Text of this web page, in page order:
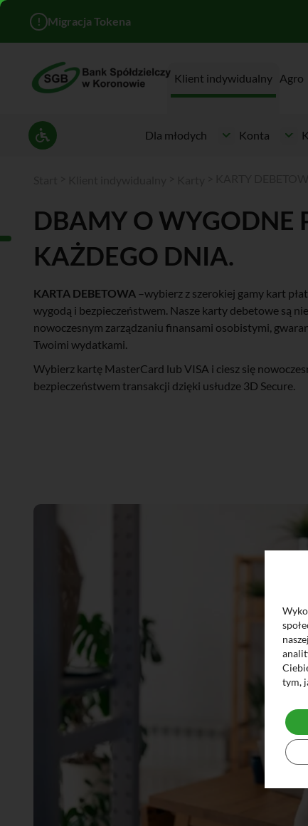
! Migracja Tokena
Ustawienia dostępności
Klient indywidualny Agro
Dla młodych Konta
DBAMY O WYGODNE
KAŻDEGO DNIA.
KARTA DEBETOWA –wybierz z szerokiej gamy kart
wygodą i bezpieczeństwem. Nasze karty debetowe są
nowoczesnym zarządzaniu finansami osobistymi,
Twoimi wydatkami.
Wybierz kartę MasterCard lub VISA i ciesz się
bezpieczeństwem transakcji dzięki usłudze 3D Secure.
tym,